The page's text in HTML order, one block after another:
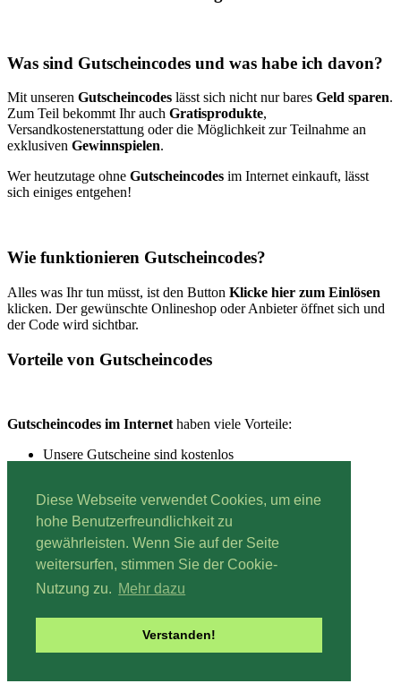
Diese Webseite verwendet Cookies, um eine
hohe Benutzerfreundlichkeit zu
gewährleisten. Wenn Sie auf der Seite
weitersurfen, stimmen Sie der Cookie-
Nutzung zu. Mehr dazu
Verstanden!
Was sind Gutscheincodes und was habe ich davon?
Mit unseren Gutscheincodes lässt sich nicht nur bares Geld sparen.
Zum Teil bekommt Ihr auch Gratisprodukte,
Versandkostenerstattung oder die Möglichkeit zur Teilnahme an
exklusiven Gewinnspielen.
Wer heutzutage ohne Gutscheincodes im Internet einkauft, lässt
sich einiges entgehen!
Wie funktionieren Gutscheincodes?
Alles was Ihr tun müsst, ist den Button Klicke hier zum Einlösen
klicken. Der gewünschte Onlineshop oder Anbieter öffnet sich und
der Code wird sichtbar.
Vorteile von Gutscheincodes
Gutscheincodes im Internet haben viele Vorteile:
Unsere Gutscheine sind kostenlos
Lesestoff:Mehr über Gutscheine erfahren.
Blog